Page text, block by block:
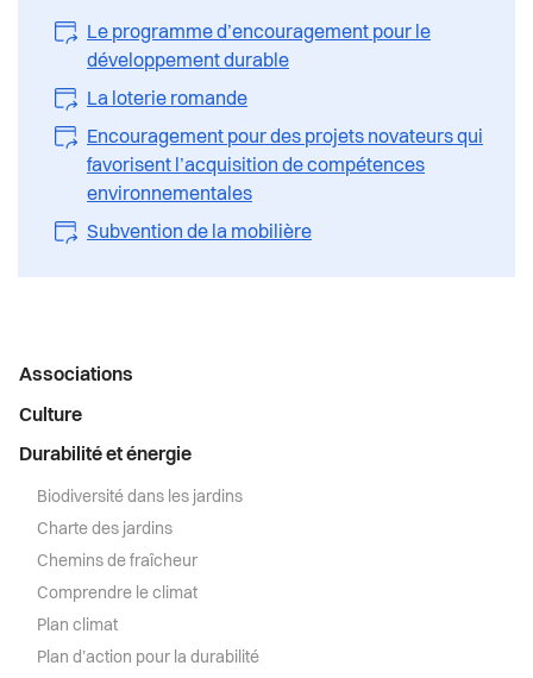
Le programme d’encouragement pour le
développement durable
La loterie romande
Encouragement pour des projets novateurs qui
favorisent l’acquisition de compétences
environnementales
Subvention de la mobilière
Menu
latéral
Associations
Culture
Durabilité et énergie
Biodiversité dans les jardins
Charte des jardins
Chemins de fraîcheur
Comprendre le climat
Plan climat
Plan d’action pour la durabilité